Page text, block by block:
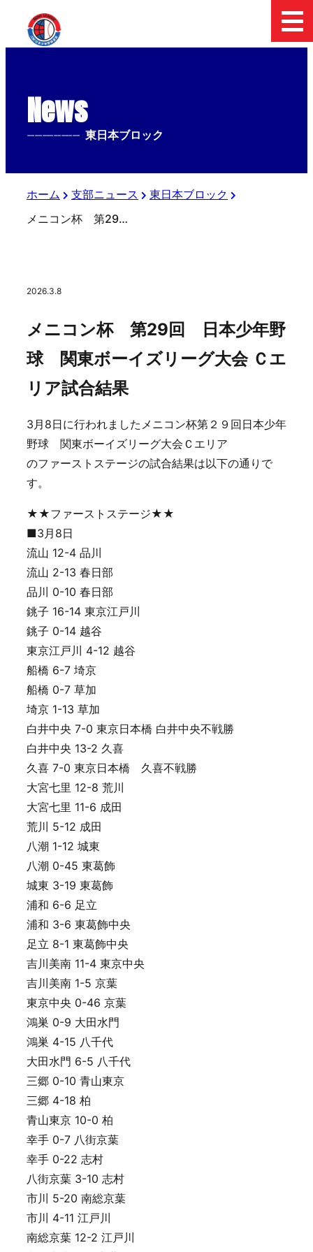
News
-------------- 東日本ブロック
ホーム 支部ニュース
東日本ブロック
メニコン杯 第29回 日本少年野球 関東ボーイズリーグ大会 Ｃエリア試合結果
2026.3.8
メニコン杯 第29回 日本少年野
球 関東ボーイズリーグ大会 Ｃエ
リア試合結果
3月8日に行われましたメニコン杯第２９回日本少年
野球 関東ボーイズリーグ大会Ｃエリア
のファーストステージの試合結果は以下の通りで
す。
★★ファーストステージ★★
■3月8日
流山 12-4 品川
流山 2-13 春日部
品川 0-10 春日部
銚子 16-14 東京江戸川
銚子 0-14 越谷
東京江戸川 4-12 越谷
船橋 6-7 埼京
船橋 0-7 草加
埼京 1-13 草加
白井中央 7-0 東京日本橋 白井中央不戦勝
白井中央 13-2 久喜
久喜 7-0 東京日本橋 久喜不戦勝
大宮七里 12-8 荒川
大宮七里 11-6 成田
荒川 5-12 成田
八潮 1-12 城東
八潮 0-45 東葛飾
城東 3-19 東葛飾
浦和 6-6 足立
浦和 3-6 東葛飾中央
足立 8-1 東葛飾中央
吉川美南 11-4 東京中央
吉川美南 1-5 京葉
東京中央 0-46 京葉
鴻巣 0-9 大田水門
鴻巣 4-15 八千代
大田水門 6-5 八千代
三郷 0-10 青山東京
三郷 4-18 柏
青山東京 10-0 柏
幸手 0-7 八街京葉
幸手 0-22 志村
八街京葉 3-10 志村
市川 5-20 南総京葉
市川 4-11 江戸川
南総京葉 12-2 江戸川